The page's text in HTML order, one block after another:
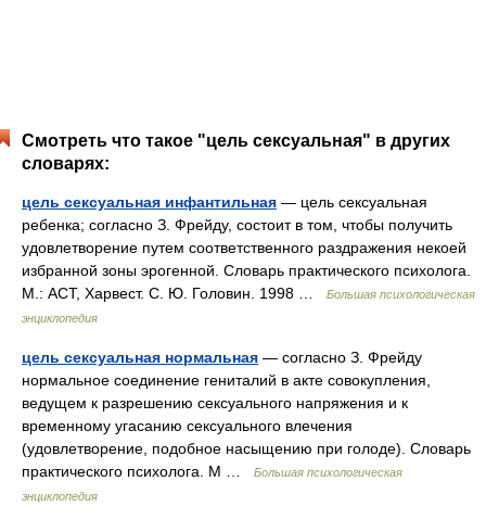
Смотреть что такое "цель сексуальная" в других
словарях:
цель сексуальная инфантильная — цель сексуальная
ребенка; согласно З. Фрейду, состоит в том, чтобы получить
удовлетворение путем соответственного раздражения некоей
избранной зоны эрогенной. Словарь практического психолога.
М.: АСТ, Харвест. С. Ю. Головин. 1998 …
Большая психологическая
энциклопедия
цель сексуальная нормальная — согласно З. Фрейду
нормальное соединение гениталий в акте совокупления,
ведущем к разрешению сексуального напряжения и к
временному угасанию сексуального влечения
(удовлетворение, подобное насыщению при голоде). Словарь
практического психолога. М …
Большая психологическая
энциклопедия